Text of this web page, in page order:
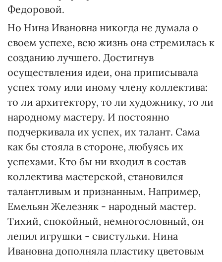
Федоровой.
Но Нина Ивановна никогда не думала о
своем успехе, всю жизнь она стремилась к
созданию лучшего. Достигнув
осуществления идеи, она приписывала
успех тому или иному члену коллектива:
то ли архитектору, то ли художнику, то ли
народному мастеру. И постоянно
подчеркивала их успех, их талант. Сама
как бы стояла в стороне, любуясь их
успехами. Кто бы ни входил в состав
коллектива мастерской, становился
талантливым и признанным. Например,
Емельян Железняк - народный мастер.
Тихий, спокойный, немногословный, он
лепил игрушки - свистульки. Нина
Ивановна дополняла пластику цветовым